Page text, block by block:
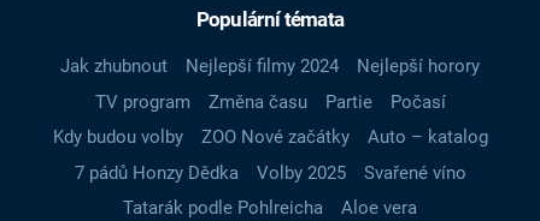
Populární témata
Jak zhubnout Nejlepší filmy 2024
Nejlepší horory
TV program
Změna času Partie
Počasí
Kdy budou volby
ZOO Nové začátky
Auto – katalog
7 pádů Honzy Dědka
Volby 2025
Svařené víno
Tatarák podle Pohlreicha
Aloe vera